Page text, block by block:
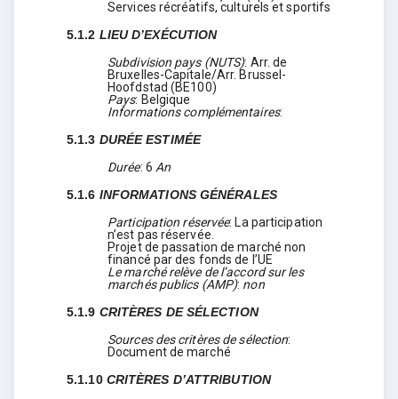
Services récréatifs, culturels et sportifs
5.1.2 LIEU D’EXÉCUTION
Subdivision pays (NUTS): Arr. de
Bruxelles-Capitale/Arr. Brussel-
Hoofdstad (BE100)
Pays: Belgique
Informations complémentaires:
5.1.3 DURÉE ESTIMÉE
Durée: 6 An
5.1.6 INFORMATIONS GÉNÉRALES
Participation réservée: La participation
n’est pas réservée.
Projet de passation de marché non
financé par des fonds de l’UE
Le marché relève de l’accord sur les
marchés publics (AMP): non
5.1.9 CRITÈRES DE SÉLECTION
Sources des critères de sélection:
Document de marché
5.1.10 CRITÈRES D’ATTRIBUTION